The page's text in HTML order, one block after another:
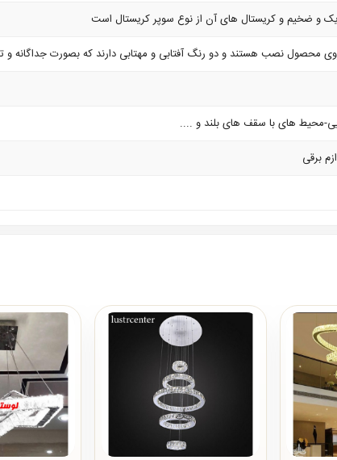
و ضخیم و کریستال های آن از نوع سوپر کریستال است
نصب هستند و دو رنگ آفتابی و مهتابی دارند که بصورت جداگانه و
محیط های با سقف های بلند و ....